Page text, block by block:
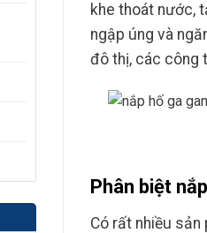
khe thoát nước,
ngập úng và
đô thị, các công
Phân biệt
Có rất nhiều sản